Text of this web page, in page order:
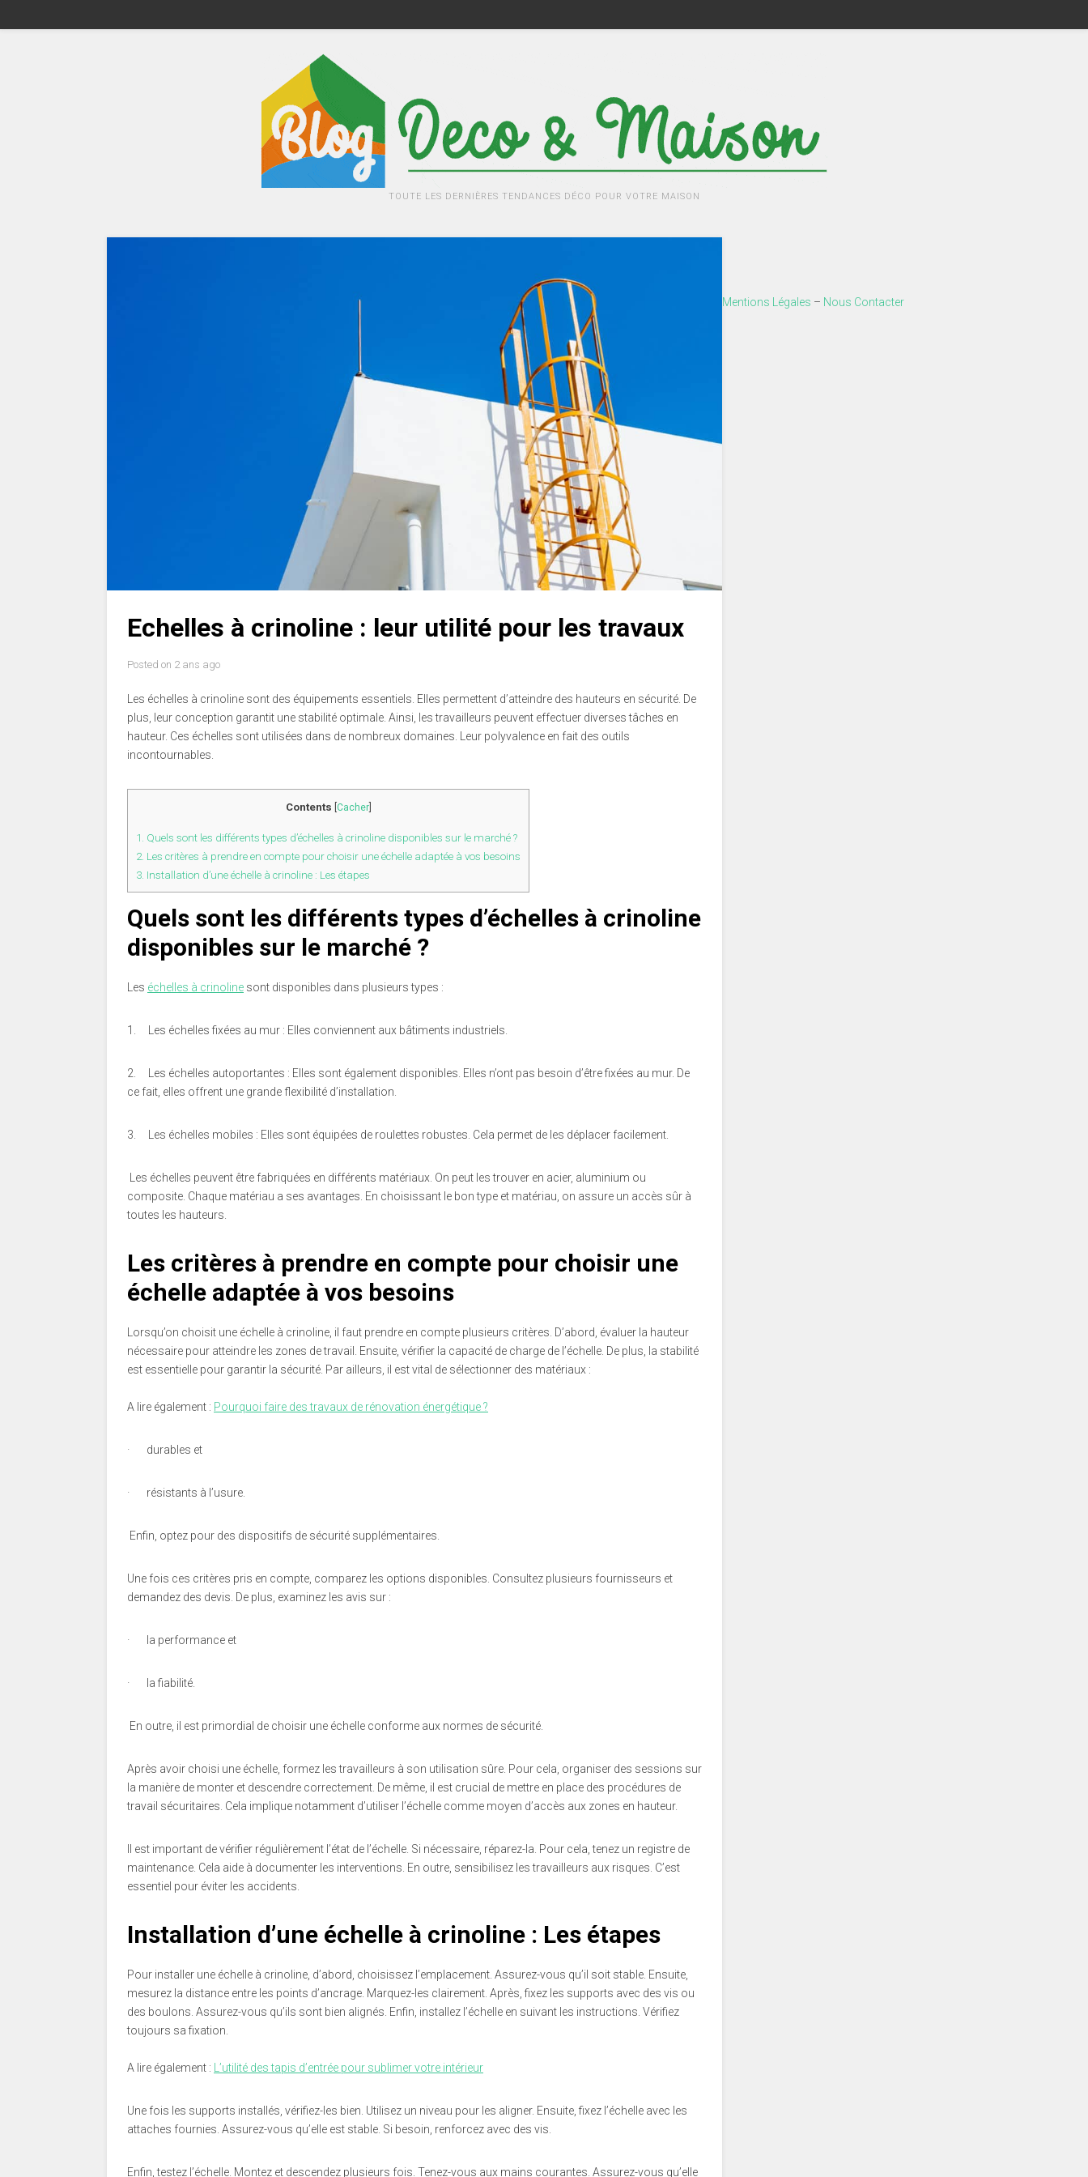
TOUTE LES DERNIÈRES TENDANCES DÉCO POUR VOTRE MAISON
Echelles à crinoline : leur utilité pour les travaux
Posted on 2 ans ago
Les échelles à crinoline sont des équipements essentiels. Elles permettent d’atteindre des hauteurs en sécurité. De
plus, leur conception garantit une stabilité optimale. Ainsi, les travailleurs peuvent effectuer diverses tâches en
hauteur. Ces échelles sont utilisées dans de nombreux domaines. Leur polyvalence en fait des outils
incontournables.
Contents Cacher]
1. Quels sont les différents types d’échelles à crinoline disponibles sur le marché ?
2. Les critères à prendre en compte pour choisir une échelle adaptée à vos besoins
3. Installation d’une échelle à crinoline : Les étapes
Quels sont les différents types d’échelles à crinoline
disponibles sur le marché ?
Les échelles à crinoline sont disponibles dans plusieurs types :
1. Les échelles fixées au mur : Elles conviennent aux bâtiments industriels.
2. Les échelles autoportantes : Elles sont également disponibles. Elles n’ont pas besoin d’être fixées au mur. De
ce fait, elles offrent une grande flexibilité d’installation.
3. Les échelles mobiles : Elles sont équipées de roulettes robustes. Cela permet de les déplacer facilement.
Les échelles peuvent être fabriquées en différents matériaux. On peut les trouver en acier, aluminium ou
composite. Chaque matériau a ses avantages. En choisissant le bon type et matériau, on assure un accès sûr à
toutes les hauteurs.
Les critères à prendre en compte pour choisir une
échelle adaptée à vos besoins
Lorsqu’on choisit une échelle à crinoline, il faut prendre en compte plusieurs critères. D’abord, évaluer la hauteur
nécessaire pour atteindre les zones de travail. Ensuite, vérifier la capacité de charge de l’échelle. De plus, la stabilité
est essentielle pour garantir la sécurité. Par ailleurs, il est vital de sélectionner des matériaux :
A lire également : Pourquoi faire des travaux de rénovation énergétique ?
· durables et
· résistants à l’usure.
Enfin, optez pour des dispositifs de sécurité supplémentaires.
Une fois ces critères pris en compte, comparez les options disponibles. Consultez plusieurs fournisseurs et
demandez des devis. De plus, examinez les avis sur :
· la performance et
· la fiabilité.
En outre, il est primordial de choisir une échelle conforme aux normes de sécurité.
Après avoir choisi une échelle, formez les travailleurs à son utilisation sûre. Pour cela, organiser des sessions sur
la manière de monter et descendre correctement. De même, il est crucial de mettre en place des procédures de
travail sécuritaires. Cela implique notamment d’utiliser l’échelle comme moyen d’accès aux zones en hauteur.
Il est important de vérifier régulièrement l’état de l’échelle. Si nécessaire, réparez-la. Pour cela, tenez un registre de
maintenance. Cela aide à documenter les interventions. En outre, sensibilisez les travailleurs aux risques. C’est
essentiel pour éviter les accidents.
Installation d’une échelle à crinoline : Les étapes
Pour installer une échelle à crinoline, d’abord, choisissez l’emplacement. Assurez-vous qu’il soit stable. Ensuite,
mesurez la distance entre les points d’ancrage. Marquez-les clairement. Après, fixez les supports avec des vis ou
des boulons. Assurez-vous qu’ils sont bien alignés. Enfin, installez l’échelle en suivant les instructions. Vérifiez
toujours sa fixation.
A lire également : L’utilité des tapis d’entrée pour sublimer votre intérieur
Une fois les supports installés, vérifiez-les bien. Utilisez un niveau pour les aligner. Ensuite, fixez l’échelle avec les
attaches fournies. Assurez-vous qu’elle est stable. Si besoin, renforcez avec des vis.
Enfin, testez l’échelle. Montez et descendez plusieurs fois. Tenez-vous aux mains courantes. Assurez-vous qu’elle
Mentions Légales – Nous Contacter